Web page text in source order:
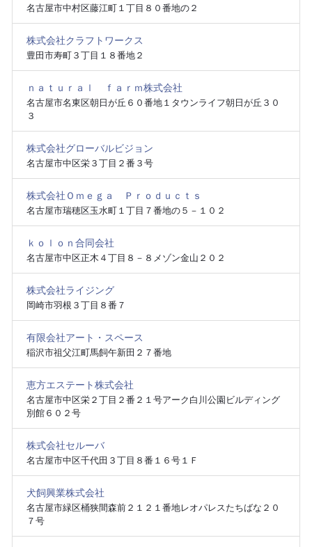
名古屋市中村区藤江町１丁目８０番地の２
株式会社クラフトワークス
豊田市寿町３丁目１８番地２
ｎａｔｕｒａｌ ｆａｒｍ株式会社
名古屋市名東区朝日が丘６０番地１タウンライフ朝日が丘３０
３
株式会社グローバルビジョン
名古屋市中区栄３丁目２番３号
株式会社Ｏｍｅｇａ Ｐｒｏｄｕｃｔｓ
名古屋市瑞穂区玉水町１丁目７番地の５－１０２
ｋｏｌｏｎ合同会社
名古屋市中区正木４丁目８－８メゾン金山２０２
株式会社ライジング
岡崎市羽根３丁目８番７
有限会社アート・スペース
稲沢市祖父江町馬飼午新田２７番地
恵方エステート株式会社
名古屋市中区栄２丁目２番２１号アーク白川公園ビルディング
別館６０２号
株式会社セルーバ
名古屋市中区千代田３丁目８番１６号１Ｆ
犬飼興業株式会社
名古屋市緑区桶狭間森前２１２１番地レオパレスたちばな２０
７号